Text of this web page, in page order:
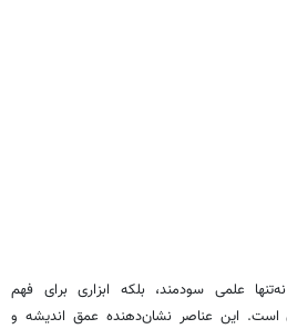
علمی سودمند، بلکه ابزاری برای فهم
است. این عناصر نشان‌دهنده عمق اندیشه و